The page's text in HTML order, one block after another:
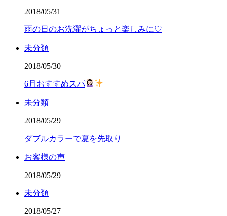
2018/05/31
雨の日のお洗濯がちょっと楽しみに♡
未分類
2018/05/30
6月おすすめスパ
未分類
2018/05/29
ダブルカラーで夏を先取り
お客様の声
2018/05/29
未分類
2018/05/27